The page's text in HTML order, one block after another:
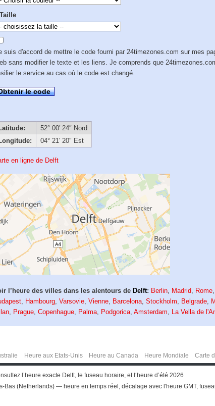
Taille
suis d'accord de mettre le code fourni par 24timezones.com sur mes
sans modifier le texte et les liens. Je comprends que
le service au cas où le code est changé.
le code
52° 00′ 24″ Nord
04° 21′ 20″ Est
en ligne de Delft
l’heure des villes dans les alentours de Delft: Berlin, Madrid, Rome,
, Hambourg,Varsovie,Vienne, Barcelona,Stockholm, Belgrade,
, Prague,Copenhague, Palma, Podgorica,Amsterdam, La Vella de
Heure aux Etats-Unis Heure au Canada Heure Mondiale Carte
l’heure exacte Delft, le fuseau horaire, et l‘heure d’été 2026
(Netherlands) — heure en temps réel, décalage avec l'heure GMT,